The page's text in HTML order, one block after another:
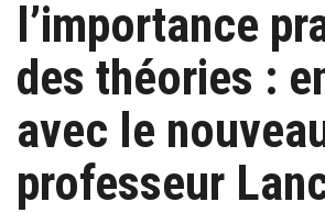
l’importance
des théories :
avec le
professeur